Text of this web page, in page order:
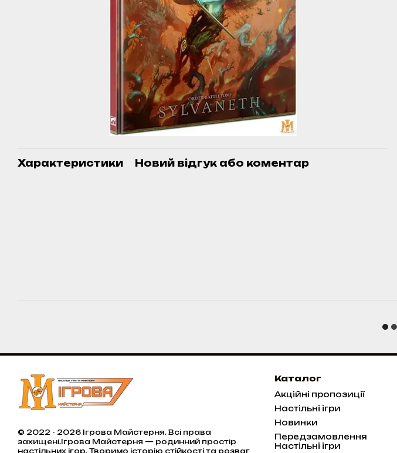
Характеристики Новий відгук або коментар
© 2022 - 2026 Ігрова Майстерня. Всі права
захищені.Ігрова Майстерня — родинний простір
настільних ігор. Творимо історію стійкості та розваг
Каталог
Акційні пропозиції
Настільні ігри
Новинки
Передзамовлення
Настільні ігри